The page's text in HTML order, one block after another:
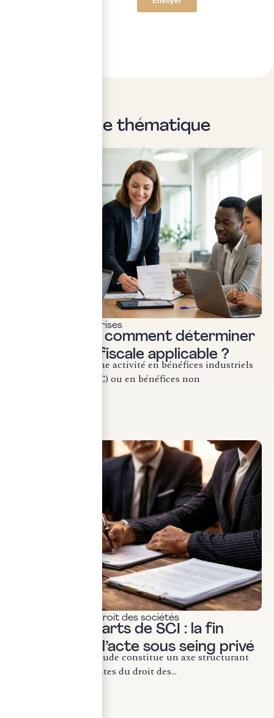
Sur la même thématique
Fiscalité des entreprises
BIC ou BNC : comment déterminer
la catégorie fiscale applicable ?
La qualification d’une activité en bénéfices industriels
et commerciaux (BIC) ou en bénéfices non
Droit des sociétés
Cession de parts de SCI : la fin
définitive de l’acte sous seing privé
La lutte contre la fraude constitue un axe structurant
des évolutions récentes du droit des...